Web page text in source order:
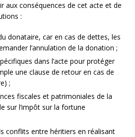
aux conséquences de cet acte et de
:
donataire, car en cas de dettes, les
l’annulation de la donation ;
dans l’acte pour protéger
une clause de retour en cas de
;
fiscales et patrimoniales de la
sur l’impôt sur la fortune
conflits entre héritiers en réalisant